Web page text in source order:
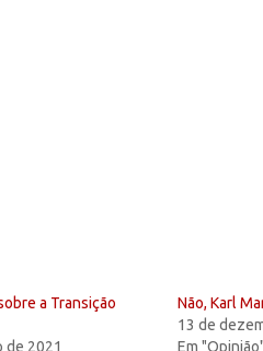
a Transição
de 2021
Não, Karl
13 de
Em "Opinião"